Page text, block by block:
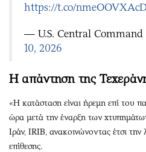
https://t.co/
— U.S. Central Command
10, 2026
Η απάντηση της
«Η κατάσταση είναι ήρεμη επί του
ώρα μετά την έναρξη των
Ιράν, IRIB, ανακοινώνοντας έτσι την
επίθεσης.